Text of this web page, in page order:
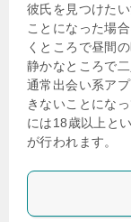
彼氏を見つけた
ことになった場
くところで昼間
静かなところで
通常出会い系ア
きないことにな
には18歳以上と
が行われます。